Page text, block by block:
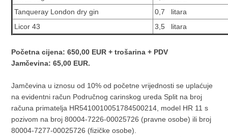
Tanqueray London dry gin
0,7 litara
Licor 43
3,5 litara
Početna cijena: 650,00 EUR + trošarina + PDV
Jamčevina: 65,00 EUR.
Jamčevina u iznosu od 10% od početne vrijednosti se uplaćuje
na evidentni račun Područnog carinskog ureda Split na broj
računa primatelja HR5410010051784500214, model HR 11 s
pozivom na broj 80004-7226-00025726 (pravne osobe) ili broj
80004-7277-00025726 (fizičke osobe).